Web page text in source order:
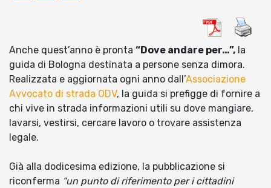
Anche quest’anno è pronta “Dove andare per…”, la
guida di Bologna destinata a persone senza dimora.
Realizzata e aggiornata ogni anno dall’Associazione
Avvocato di strada ODV, la guida si prefigge di fornire a
chi vive in strada informazioni utili su dove mangiare,
lavarsi, vestirsi, cercare lavoro o trovare assistenza
legale.
Già alla dodicesima edizione, la pubblicazione si
riconferma “un punto di riferimento per i cittadini